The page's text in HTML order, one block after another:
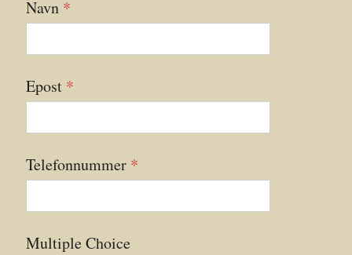
Navn *
Epost *
Telefonnummer *
Multiple Choice